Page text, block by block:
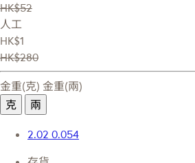
HK$52
人工
HK$1
HK$280
金重(克) 金重(兩)
克
兩
2.02 0.054